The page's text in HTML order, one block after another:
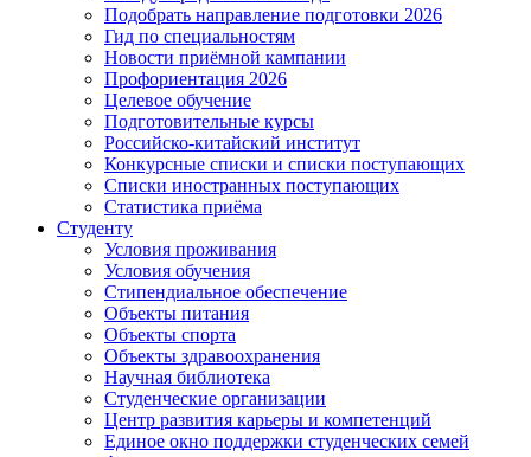
Подобрать направление подготовки 2026
Гид по специальностям
Новости приёмной кампании
Профориентация 2026
Целевое обучение
Подготовительные курсы
Российско-китайский институт
Конкурсные списки и списки поступающих
Списки иностранных поступающих
Статистика приёма
Студенту
Условия проживания
Условия обучения
Стипендиальное обеспечение
Объекты питания
Объекты спорта
Объекты здравоохранения
Научная библиотека
Студенческие организации
Центр развития карьеры и компетенций
Единое окно поддержки студенческих семей